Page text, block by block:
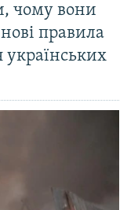
чому вони
правила
українських